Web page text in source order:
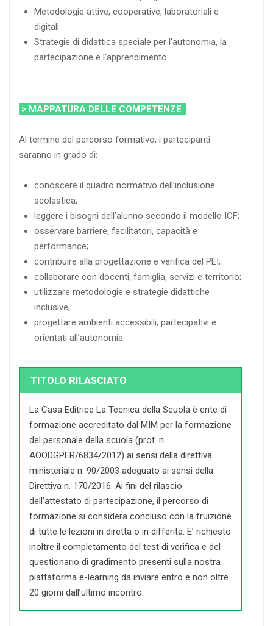
Metodologie attive, cooperative, laboratoriali e
digitali.
Strategie di didattica speciale per l’autonomia, la
partecipazione e l’apprendimento.
> MAPPATURA DELLE COMPETENZE
Al termine del percorso formativo, i partecipanti
saranno in grado di:
conoscere il quadro normativo dell’inclusione
scolastica;
leggere i bisogni dell’alunno secondo il modello ICF;
osservare barriere, facilitatori, capacità e
performance;
contribuire alla progettazione e verifica del PEI;
collaborare con docenti, famiglia, servizi e territorio;
utilizzare metodologie e strategie didattiche
inclusive;
progettare ambienti accessibili, partecipativi e
orientati all’autonomia.
TITOLO RILASCIATO
La Casa Editrice La Tecnica della Scuola è ente di
formazione accreditato dal MIM per la formazione
del personale della scuola (prot. n.
AOODGPER/6834/2012) ai sensi della direttiva
ministeriale n. 90/2003 adeguato ai sensi della
Direttiva n. 170/2016. Ai fini del rilascio
dell’attestato di partecipazione, il percorso di
formazione si considera concluso con la fruizione
di tutte le lezioni in diretta o in differita. E’ richiesto
inoltre il completamento del test di verifica e del
questionario di gradimento presenti sulla nostra
piattaforma e-learning da inviare entro e non oltre
20 giorni dall’ultimo incontro.